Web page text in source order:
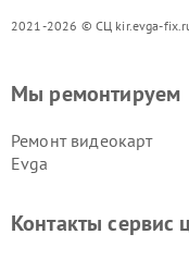
2021-2026 © СЦ kir.evga-
Мы ремонтируем
Ремонт видеокарт
Evga
Контакты сервис